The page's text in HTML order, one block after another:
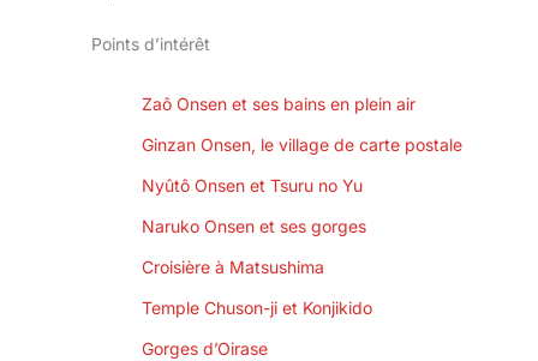
Points d’intérêt
Zaô Onsen et ses bains en plein air
Ginzan Onsen, le village de carte postale
Nyûtô Onsen et Tsuru no Yu
Naruko Onsen et ses gorges
Croisière à Matsushima
Temple Chuson-ji et Konjikido
Gorges d’Oirase